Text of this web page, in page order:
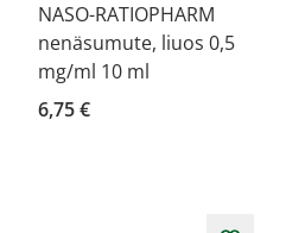
NASO-RATIOPHARM
nenäsumute, liuos 0,5
mg/ml 10 ml
6,75 €